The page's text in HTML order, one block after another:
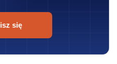
się